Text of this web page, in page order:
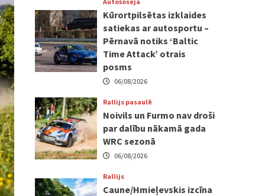
Kūrortpilsētas izklaides
satiekas ar autosportu –
Pērnavā notiks ‘Baltic
Time Attack’ otrais
posms
06/08/2026
Rallijs pasaulē
Noivils un Furmo nav droši
par dalību nākamā gada
WRC sezonā
06/08/2026
Rallijs
Caune/Hmieļevskis izcīna